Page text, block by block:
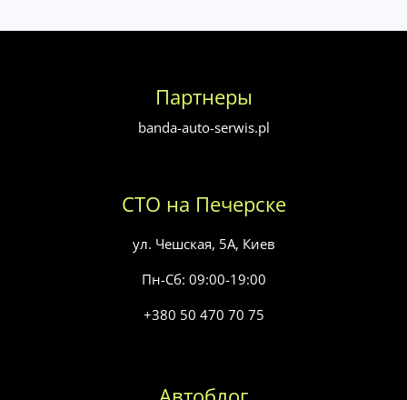
Партнеры
banda-auto-serwis.pl
СТО на Печерске
ул. Чешская, 5А, Киев
Пн-Сб: 09:00-19:00
+380 50 470 70 75